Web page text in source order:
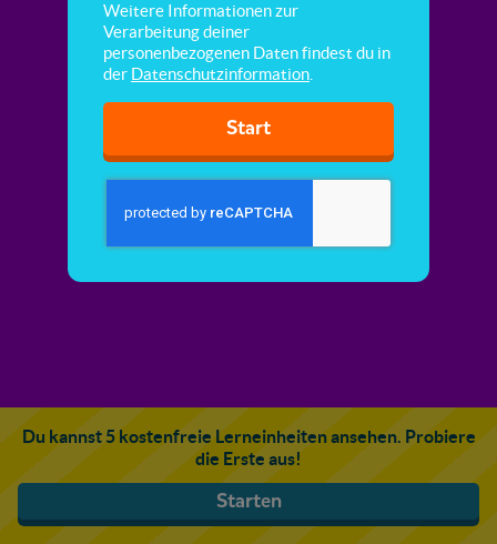
Du kannst 5 kostenfreie Lerneinheiten ansehen. Probiere
die Erste aus!
Starten
Weitere Informationen zur
Verarbeitung deiner
personenbezogenen Daten findest du in
der Datenschutzinformation
Start